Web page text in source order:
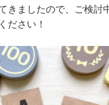
きましたので、ご検討
ださい！